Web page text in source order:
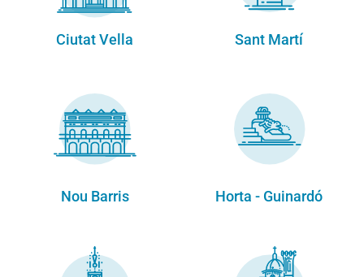
Ciutat Vella Sant Martí
Nou Barris Horta - Guinardó